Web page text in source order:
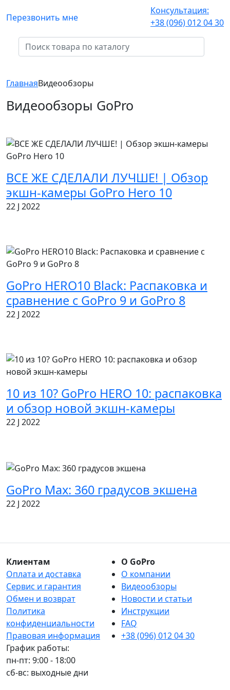
Перезвонить мне
Консультация:
+38 (096) 012 04 30
ГлавнаяВидеообзоры
Видеообзоры GoPro
ВСЕ ЖЕ СДЕЛАЛИ ЛУЧШЕ! | Обзор
экшн-камеры GoPro Hero 10
22 J 2022
GoPro HERO10 Black: Распаковка и
сравнение с GoPro 9 и GoPro 8
22 J 2022
10 из 10? GoPro HERO 10: распаковка
и обзор новой экшн-камеры
22 J 2022
GoPro Max: 360 градусов экшена
22 J 2022
Клиентам
Оплата и доставка
Сервис и гарантия
Обмен и возврат
Политика
конфиденциальности
Правовая информация
График работы:
пн-пт: 9:00 - 18:00
сб-вс: выходные дни
О GoPro
О компании
Видеообзоры
Новости и статьи
Инструкции
FAQ
+38 (096) 012 04 30